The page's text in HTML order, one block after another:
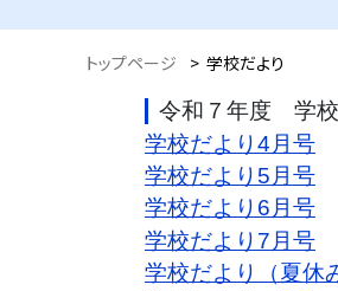
トップページ > 学校だより
令和７年度
学校だより4月号
学校だより5月号
学校だより6月号
学校だより7月号
学校だより（夏休